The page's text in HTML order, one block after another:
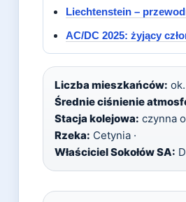
Liechtenstein –
AC/DC 2025: żyjący
Liczba mieszkańców:
Średnie ciśnienie
Stacja kolejowa: czynna
Rzeka: Cetynia ·
Właściciel Sokołów SA: